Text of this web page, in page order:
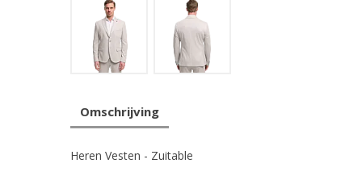
Omschrijving
Heren Vesten - Zuitable